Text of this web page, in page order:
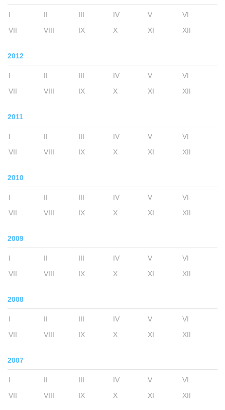
I II III IV V
VI
VII
VIII IX X XI XII
2012
I II III IV V
VI
VII
VIII IX X XI XII
2011
I II III IV V
VI
VII
VIII IX X XI XII
2010
I II III IV V
VI
VII
VIII IX X XI XII
2009
I II III IV V
VI
VII
VIII IX X XI XII
2008
I II III IV V
VI
VII
VIII IX X XI XII
2007
I II III IV V
VI
VII
VIII IX X XI XII